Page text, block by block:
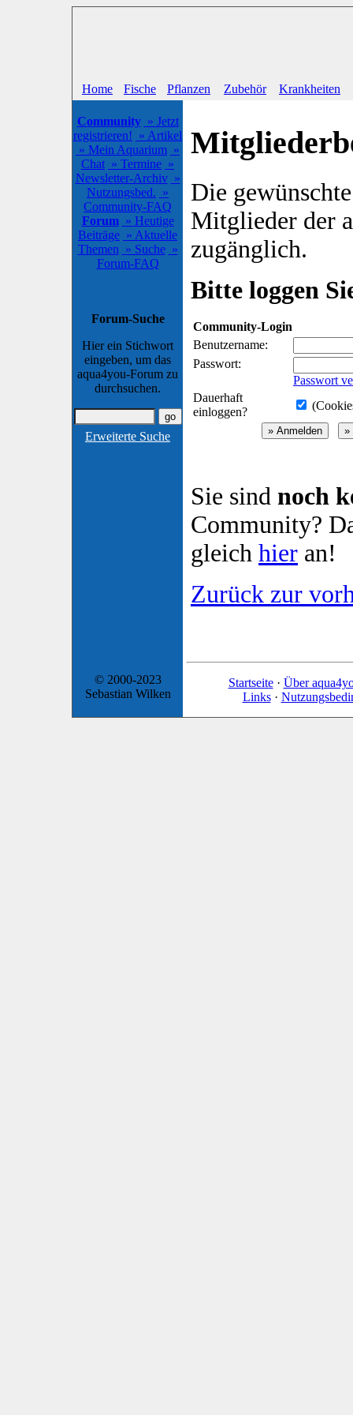
Home Fische Pflanzen Zubehör Krankheiten
Community » Jetzt
registrieren! » Artikel
» Mein Aquarium »
Chat » Termine »
Newsletter-Archiv »
Nutzungsbed. »
Community-FAQ
Forum » Heutige
Beiträge » Aktuelle
Themen » Suche »
Forum-FAQ
Forum-Suche
Hier ein Stichwort
eingeben, um das
aqua4you-Forum zu
durchsuchen.
Erweiterte Suche
Die
Mitglieder der
zugänglich.
Bitte loggen
Community-Login
Benutzername:
Passwort:
Passwort
Dauerhaft
einloggen?
Sie sind noch
Community?
gleich hier an!
Zurück zur
© 2000-2023
Sebastian Wilken
Startseite· Über
Links·